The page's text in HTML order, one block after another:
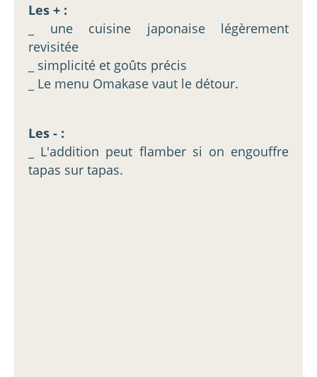
Les + :
_ une cuisine japonaise légèrement
revisitée
_ simplicité et goûts précis
_ Le menu Omakase vaut le détour.
Les - :
_ L'addition peut flamber si on engouffre
tapas sur tapas.